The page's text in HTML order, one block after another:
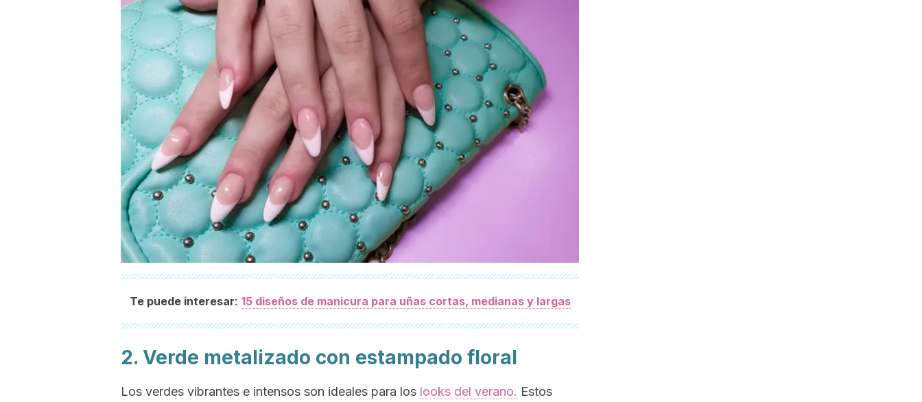
Te puede interesar: 15 diseños de manicura para uñas cortas, medianas y largas
2. Verde metalizado con estampado floral
Los verdes vibrantes e intensos son ideales para los looks del verano. Estos